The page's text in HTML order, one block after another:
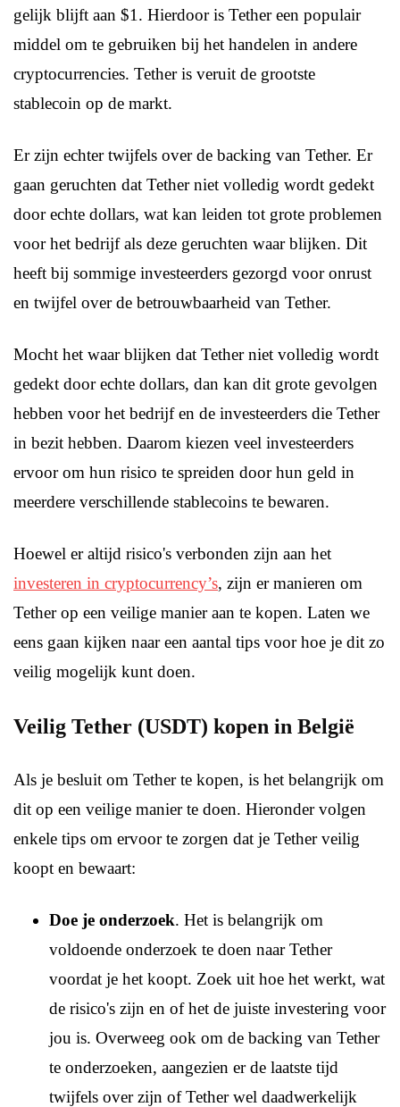
gelijk blijft aan $1. Hierdoor is Tether een populair
middel om te gebruiken bij het handelen in andere
cryptocurrencies. Tether is veruit de grootste
stablecoin op de markt.
Er zijn echter twijfels over de backing van Tether. Er
gaan geruchten dat Tether niet volledig wordt gedekt
door echte dollars, wat kan leiden tot grote problemen
voor het bedrijf als deze geruchten waar blijken. Dit
heeft bij sommige investeerders gezorgd voor onrust
en twijfel over de betrouwbaarheid van Tether.
Mocht het waar blijken dat Tether niet volledig wordt
gedekt door echte dollars, dan kan dit grote gevolgen
hebben voor het bedrijf en de investeerders die Tether
in bezit hebben. Daarom kiezen veel investeerders
ervoor om hun risico te spreiden door hun geld in
meerdere verschillende stablecoins te bewaren.
Hoewel er altijd risico's verbonden zijn aan het
investeren in cryptocurrency’s, zijn er manieren om
Tether op een veilige manier aan te kopen. Laten we
eens gaan kijken naar een aantal tips voor hoe je dit zo
veilig mogelijk kunt doen.
Veilig Tether (USDT) kopen in België
Als je besluit om Tether te kopen, is het belangrijk om
dit op een veilige manier te doen. Hieronder volgen
enkele tips om ervoor te zorgen dat je Tether veilig
koopt en bewaart:
Doe je onderzoek. Het is belangrijk om
voldoende onderzoek te doen naar Tether
voordat je het koopt. Zoek uit hoe het werkt, wat
de risico's zijn en of het de juiste investering voor
jou is. Overweeg ook om de backing van Tether
te onderzoeken, aangezien er de laatste tijd
twijfels over zijn of Tether wel daadwerkelijk